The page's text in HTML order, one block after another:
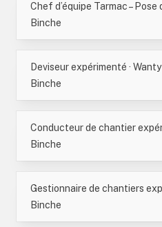
Binche
Deviseur expérimenté · Wanty
Binche
Binche
Binche